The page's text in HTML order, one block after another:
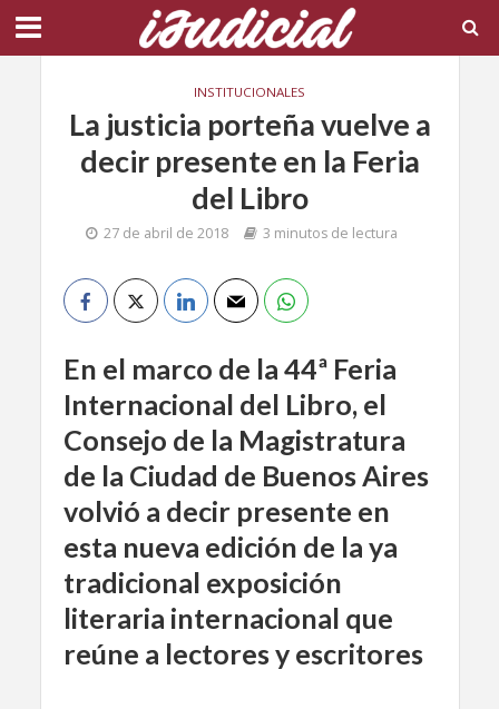
INSTITUCIONALES
La justicia porteña vuelve a
decir presente en la Feria
del Libro
27 de abril de 2018 3 minutos de lectura
En el marco de la 44ª Feria
Internacional del Libro, el
Consejo de la Magistratura
de la Ciudad de Buenos Aires
volvió a decir presente en
esta nueva edición de la ya
tradicional exposición
literaria internacional que
reúne a lectores y escritores